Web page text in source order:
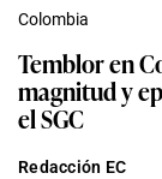
Colombia
Temblor en
magnitud y
el SGC
Redacción EC